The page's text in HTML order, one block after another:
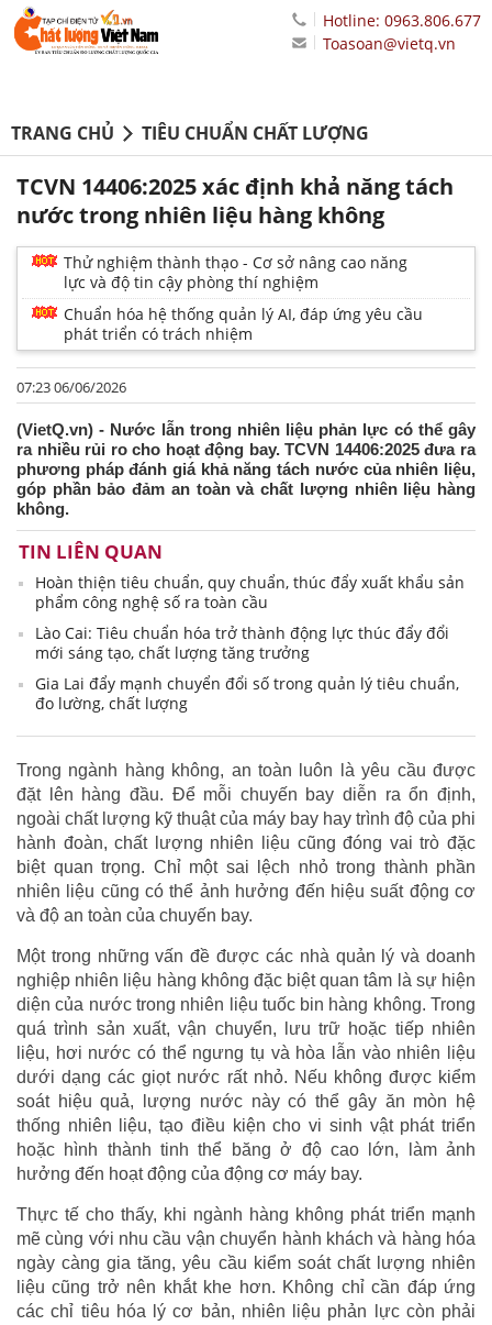
Hotline: 0963.806.677
Toasoan@vietq.vn
TRANG CHỦ TIÊU CHUẨN CHẤT LƯỢNG
TCVN 14406:2025 xác định khả năng tách
nước trong nhiên liệu hàng không
Thử nghiệm thành thạo - Cơ sở nâng cao năng
lực và độ tin cậy phòng thí nghiệm
Chuẩn hóa hệ thống quản lý AI, đáp ứng yêu cầu
phát triển có trách nhiệm
07:23 06/06/2026
(VietQ.vn) - Nước lẫn trong nhiên liệu phản lực có thể gây
ra nhiều rủi ro cho hoạt động bay. TCVN 14406:2025 đưa ra
phương pháp đánh giá khả năng tách nước của nhiên liệu,
góp phần bảo đảm an toàn và chất lượng nhiên liệu hàng
không.
TIN LIÊN QUAN
Hoàn thiện tiêu chuẩn, quy chuẩn, thúc đẩy xuất khẩu sản
phẩm công nghệ số ra toàn cầu
Lào Cai: Tiêu chuẩn hóa trở thành động lực thúc đẩy đổi
mới sáng tạo, chất lượng tăng trưởng
Gia Lai đẩy mạnh chuyển đổi số trong quản lý tiêu chuẩn,
đo lường, chất lượng
Trong ngành hàng không, an toàn luôn là yêu cầu được
đặt lên hàng đầu. Để mỗi chuyến bay diễn ra ổn định,
ngoài chất lượng kỹ thuật của máy bay hay trình độ của phi
hành đoàn, chất lượng nhiên liệu cũng đóng vai trò đặc
biệt quan trọng. Chỉ một sai lệch nhỏ trong thành phần
nhiên liệu cũng có thể ảnh hưởng đến hiệu suất động cơ
và độ an toàn của chuyến bay.
Một trong những vấn đề được các nhà quản lý và doanh
nghiệp nhiên liệu hàng không đặc biệt quan tâm là sự hiện
diện của nước trong nhiên liệu tuốc bin hàng không. Trong
quá trình sản xuất, vận chuyển, lưu trữ hoặc tiếp nhiên
liệu, hơi nước có thể ngưng tụ và hòa lẫn vào nhiên liệu
dưới dạng các giọt nước rất nhỏ. Nếu không được kiểm
soát hiệu quả, lượng nước này có thể gây ăn mòn hệ
thống nhiên liệu, tạo điều kiện cho vi sinh vật phát triển
hoặc hình thành tinh thể băng ở độ cao lớn, làm ảnh
hưởng đến hoạt động của động cơ máy bay.
Thực tế cho thấy, khi ngành hàng không phát triển mạnh
mẽ cùng với nhu cầu vận chuyển hành khách và hàng hóa
ngày càng gia tăng, yêu cầu kiểm soát chất lượng nhiên
liệu cũng trở nên khắt khe hơn. Không chỉ cần đáp ứng
các chỉ tiêu hóa lý cơ bản, nhiên liệu phản lực còn phải